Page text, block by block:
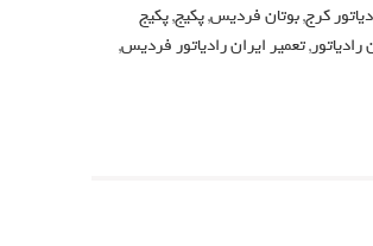
کرج,بوتان فردیس,پکیج,پکیج
,تعمیر ایران رادیاتور فردیس,